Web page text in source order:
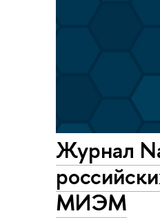
Журнал
МИЭМ